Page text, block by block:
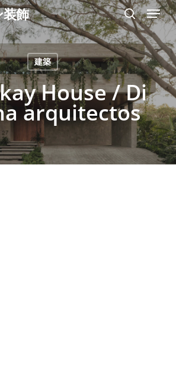
飾
search
Menu
建築
House / Di
arquitectos
Close
Menu